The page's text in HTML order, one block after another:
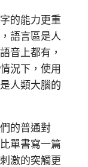
的能力更重
語言區是人
音上都有，
況下，使用
人類大腦的
的普通對
單書寫一篇
激的突觸更